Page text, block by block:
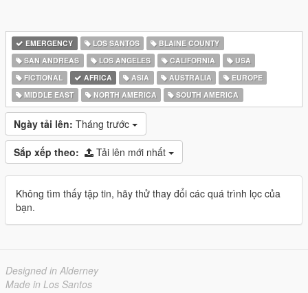
EMERGENCY LOS SANTOS
BLAINE COUNTY
SAN ANDREAS
LOS ANGELES CALIFORNIA
USA
FICTIONAL
AFRICA ASIA AUSTRALIA
EUROPE
MIDDLE EAST
NORTH AMERICA SOUTH AMERICA
Ngày tải lên: Tháng trước
Sắp xếp theo: Tải lên mới nhất
Không tìm thấy tập tin, hãy thử thay đổi các quá trình lọc của
bạn.
Designed in Alderney
Made in Los Santos